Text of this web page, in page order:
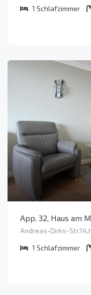
1 Schlafzimmer
App. 32, Haus am
Andreas-Dirks-
1 Schlafzimmer